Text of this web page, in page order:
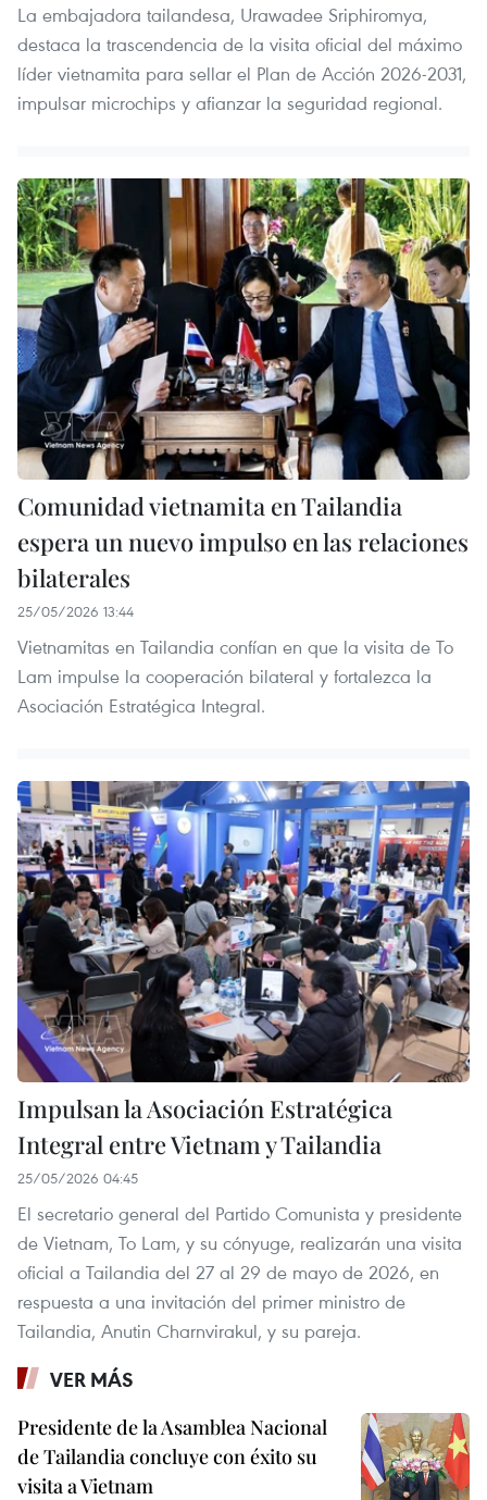
La embajadora tailandesa, Urawadee Sriphiromya,
destaca la trascendencia de la visita oficial del máximo
líder vietnamita para sellar el Plan de Acción 2026-2031,
impulsar microchips y afianzar la seguridad regional.
Comunidad vietnamita en Tailandia
espera un nuevo impulso en las relaciones
bilaterales
25/05/2026 13:44
Vietnamitas en Tailandia confían en que la visita de To
Lam impulse la cooperación bilateral y fortalezca la
Asociación Estratégica Integral.
Impulsan la Asociación Estratégica
Integral entre Vietnam y Tailandia
25/05/2026 04:45
El secretario general del Partido Comunista y presidente
de Vietnam, To Lam, y su cónyuge, realizarán una visita
oficial a Tailandia del 27 al 29 de mayo de 2026, en
respuesta a una invitación del primer ministro de
Tailandia, Anutin Charnvirakul, y su pareja.
VER MÁS
Presidente de la Asamblea Nacional
de Tailandia concluye con éxito su
visita a Vietnam